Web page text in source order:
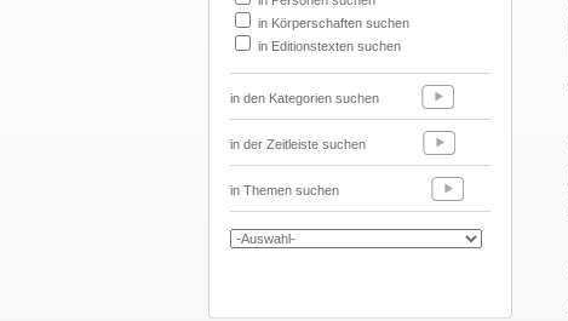
in Körperschaften suchen
in Editionstexten suchen
in den Kategorien suchen
in der Zeitleiste suchen
in Themen suchen